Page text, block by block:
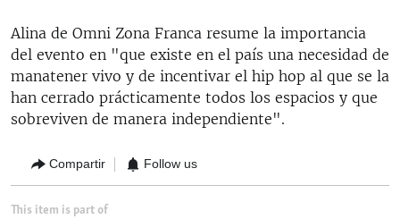
Alina de Omni Zona Franca resume la importancia
del evento en "que existe en el país una necesidad de
manatener vivo y de incentivar el hip hop al que se la
han cerrado prácticamente todos los espacios y que
sobreviven de manera independiente".
Compartir Follow us
This item is part of